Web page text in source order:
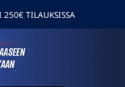
TILAUKSISSA